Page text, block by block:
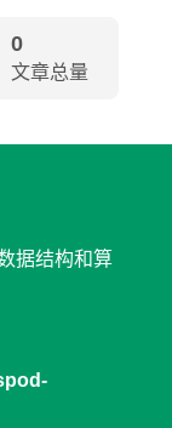
0
文章总量
据结构和算